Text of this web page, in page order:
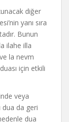
diğer
yanı sıra
Bunun
ilahe illa
la nevm
için etkili
veya
dua da geri
dua